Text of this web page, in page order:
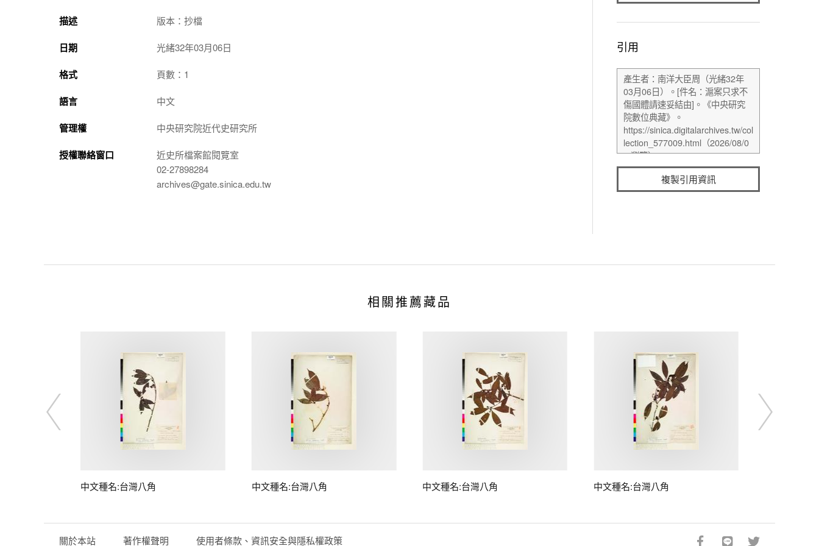
描述 版本：抄檔
日期 光緒32年03月06日
格式 頁數：1
語言 中文
管理權 中央研究院近代史研究所
授權聯絡窗口
近史所檔案館閱覽室
02-27898284
archives@gate.sinica.edu.tw
引用
複製引用資訊
相關推薦藏品
中文種名:台灣八角 中文種名:台灣八角 中文種名:台灣八角 中文種名:台灣八角
關於本站 著作權聲明 使用者條款、資訊安全與隱私權政策